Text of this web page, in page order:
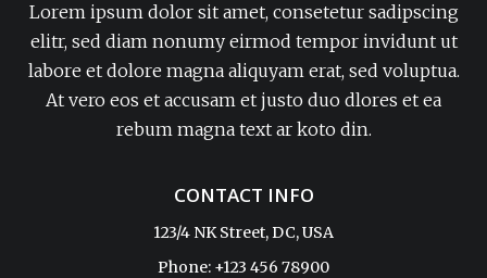
Lorem ipsum dolor sit amet, consetetur sadipscing
elitr, sed diam nonumy eirmod tempor invidunt ut
labore et dolore magna aliquyam erat, sed voluptua.
At vero eos et accusam et justo duo dlores et ea
rebum magna text ar koto din.
CONTACT INFO
123/4 NK Street, DC, USA
Phone: +123 456 78900